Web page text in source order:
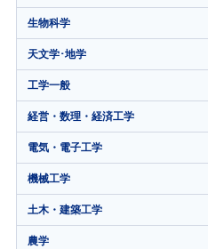
生物科学
天文学･地学
工学一般
経営・数理・経済工学
電気・電子工学
機械工学
土木・建築工学
農学